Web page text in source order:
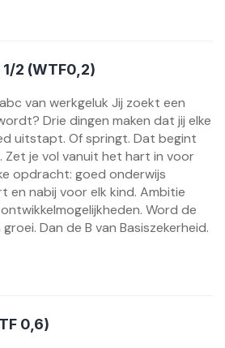
2 (WTF0,2)
van werkgeluk Jij zoekt een
Drie dingen maken dat jij elke
uitstapt. Of springt. Dat begint
Zet je vol vanuit het hart in voor
opdracht: goed onderwijs
en nabij voor elk kind. Ambitie
Word de
Dan de B van Basiszekerheid.
0,6)